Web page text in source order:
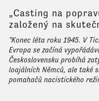
„Casting na
založený na
"Konec léta roku 1945. V
Evropa se začíná
Československu probíhá
loajálních Němců, ale také
pomahačů nacistického